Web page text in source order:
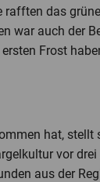
das
war auch der
Frost
hat,
vor
aus der